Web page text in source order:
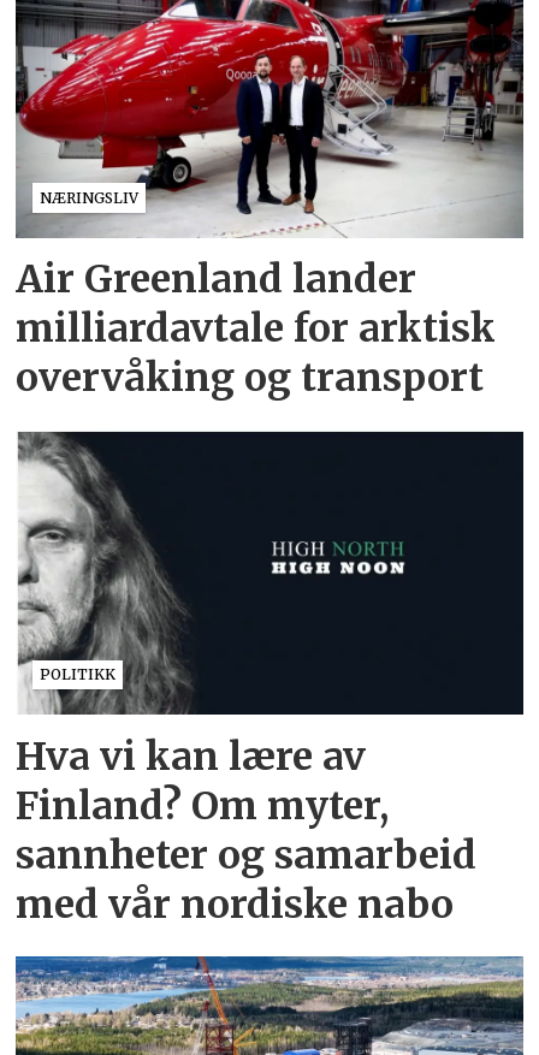
NÆRINGSLIV
Air Greenland lander
milliardavtale for arktisk
overvåking og transport
POLITIKK
Hva vi kan lære av
Finland? Om myter,
sannheter og samarbeid
med vår nordiske nabo